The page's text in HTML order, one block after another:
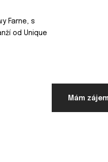
Farne, s
od Unique
Mám